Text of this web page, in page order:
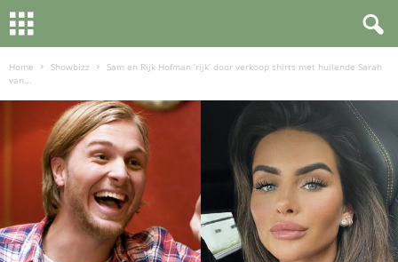
Home Showbizz
Sam en Rijk Hofman ‘rijk’ door verkoop shirts met huilende Sarah
van...